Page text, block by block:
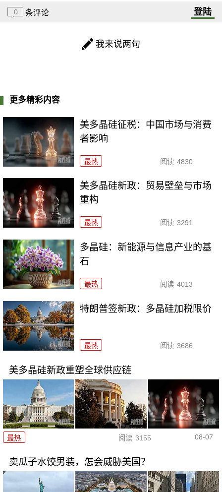
0 条评论 登陆
我来说两句
更多精彩内容
美多晶硅征税：中国市场与消费
者影响
最热 阅读 4830
美多晶硅新政：贸易壁垒与市场
重构
最热 阅读 3291
多晶硅：新能源与信息产业的基
石
最热 阅读 4013
特朗普签新政：多晶硅加税限价
最热 阅读 3686
美多晶硅新政重塑全球供应链
最热 阅读 3155 08-07
卖瓜子水饺男装，怎会威胁美国？